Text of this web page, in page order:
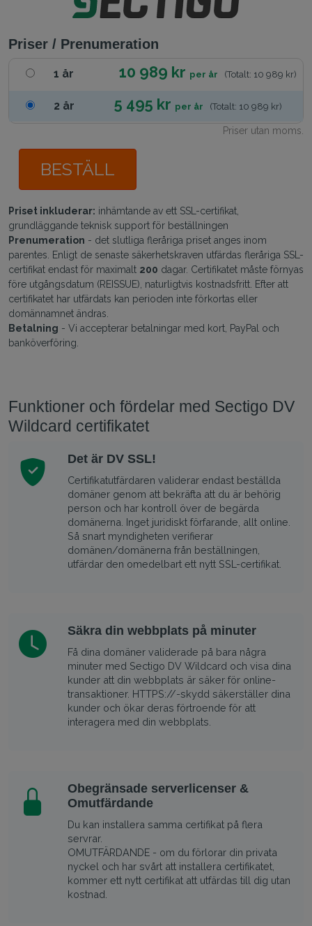
Priser / Prenumeration
1 år 10 989 kr per år (Totalt: 10 989 kr)
2 år 5 495 kr per år (Totalt: 10 989 kr)
Priser utan moms.
BESTÄLL
Priset inkluderar: inhämtande av ett SSL-certifikat,
grundläggande teknisk support för beställningen
Prenumeration - det slutliga fleråriga priset anges inom
parentes. Enligt de senaste säkerhetskraven utfärdas fleråriga SSL-
certifikat endast för maximalt 200 dagar. Certifikatet måste förnyas
före utgångsdatum (REISSUE), naturligtvis kostnadsfritt. Efter att
certifikatet har utfärdats kan perioden inte förkortas eller
domännamnet ändras.
Betalning - Vi accepterar betalningar med kort, PayPal och
banköverföring.
Funktioner och fördelar med Sectigo DV
Wildcard certifikatet
Det är DV SSL!
Certifikatutfärdaren validerar endast beställda
domäner genom att bekräfta att du är behörig
person och har kontroll över de begärda
domänerna. Inget juridiskt förfarande, allt online.
Så snart myndigheten verifierar
domänen/domänerna från beställningen,
utfärdar den omedelbart ett nytt SSL-certifikat.
Säkra din webbplats på minuter
Få dina domäner validerade på bara några
minuter med Sectigo DV Wildcard och visa dina
kunder att din webbplats är säker för online-
transaktioner. HTTPS://-skydd säkerställer dina
kunder och ökar deras förtroende för att
interagera med din webbplats.
Obegränsade serverlicenser &
Omutfärdande
Du kan installera samma certifikat på flera
servrar.
OMUTFÄRDANDE - om du förlorar din privata
nyckel och har svårt att installera certifikatet,
kommer ett nytt certifikat att utfärdas till dig utan
kostnad.